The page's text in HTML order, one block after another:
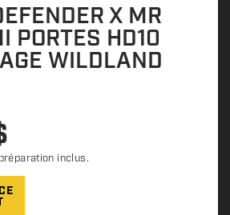
X MR
PORTES HD10
WILDLAND
inclus.